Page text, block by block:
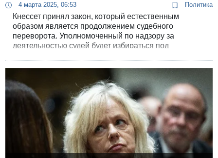
4 марта 2025, 06:53 Политика
Кнессет принял закон, который естественным
образом является продолжением судебного
переворота. Уполномоченный по надзору за
деятельностью судей будет избираться под